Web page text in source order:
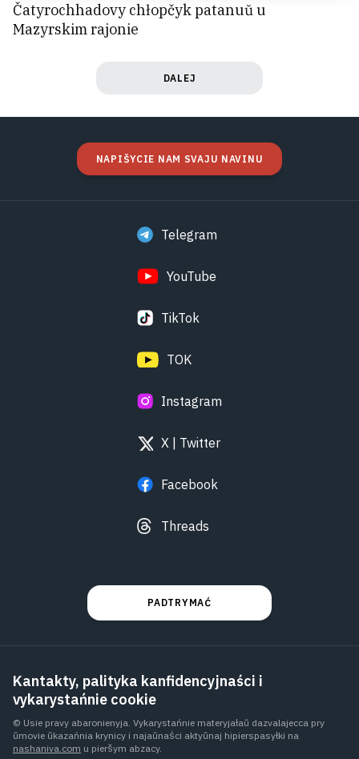
Čatyrochhadovy chłopčyk patanuŭ u
Mazyrskim rajonie
DALEJ
NAPIŠYCIE NAM SVAJU NAVINU
Telegram
YouTube
TikTok
TOK
Instagram
X | Twitter
Facebook
Threads
PADTRYMAĆ
© Usie pravy abaronienyja. Vykarystańnie materyjałaŭ dazvalajecca pry
ŭmovie ŭkazańnia krynicy i najaŭnaści aktyŭnaj hipierspasyłki na
nashaniva.com u pieršym abzacy.
Kantakty, palityka kanfidencyjnaści i
vykarystańnie cookie